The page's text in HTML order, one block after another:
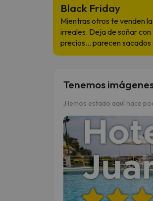
Black Friday
Mientras otros te venden
irreales. Deja de soñar
precios… parecen sacados
Tenemos
¡Hemos estado aquí hace